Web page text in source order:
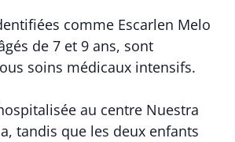
comme Escarlen Melo
de 7 et 9 ans, sont
soins médicaux intensifs.
au centre Nuestra
tandis que les deux enfants